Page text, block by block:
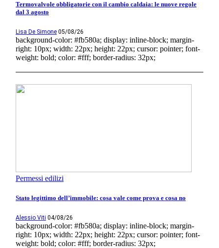
Termovalvole obbligatorie con il cambio caldaia: le nuove regole
dal 3 agosto
Lisa De Simone 05/08/26
background-color: #fb580a; display: inline-block; margin-
right: 10px; width: 22px; height: 22px; cursor: pointer; font-
weight: bold; color: #fff; border-radius: 32px;
Permessi edilizi
Stato legittimo dell’immobile: cosa vale come prova e cosa no
Alessio Viti 04/08/26
background-color: #fb580a; display: inline-block; margin-
right: 10px; width: 22px; height: 22px; cursor: pointer; font-
weight: bold; color: #fff; border-radius: 32px;